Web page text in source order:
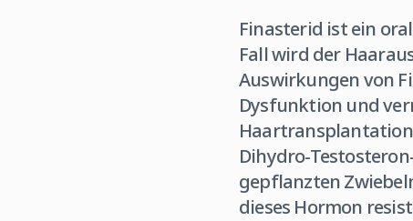
Finasterid ist ein
Fall wird der
Auswirkungen von
Dysfunktion und
Dihydro-
gepflanzten
dieses Hormon